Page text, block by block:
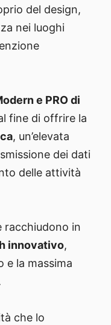
del design,
nei luoghi
e PRO di
fine di offrire la
, un’elevata
dei dati
delle attività
racchiudono in
innovativo,
e la massima
che lo